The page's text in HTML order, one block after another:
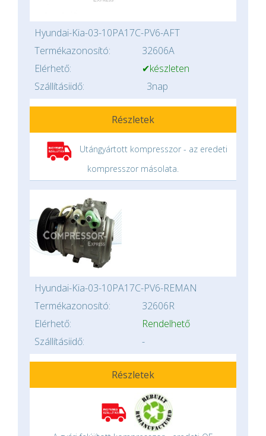
Hyundai-Kia-03-10PA17C-PV6-AFT
Termékazonosító:
32606A
Elérhető:
✔készleten
Szállításiidő:
3nap
Részletek
Utángyártott kompresszor - az eredeti
kompresszor másolata.
Hyundai-Kia-03-10PA17C-PV6-REMAN
Termékazonosító:
32606R
Elérhető:
Rendelhető
Szállításiidő:
-
Részletek